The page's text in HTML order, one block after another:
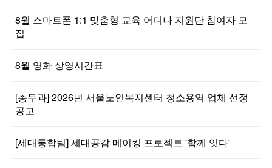
8월 스마트폰 1:1 맞춤형 교육 어디나 지원단 참여자 모
집
8월 영화 상영시간표
[총무과] 2026년 서울노인복지센터 청소용역 업체 선정
공고
[세대통합팀] 세대공감 메이킹 프로젝트 '함께 잇다'